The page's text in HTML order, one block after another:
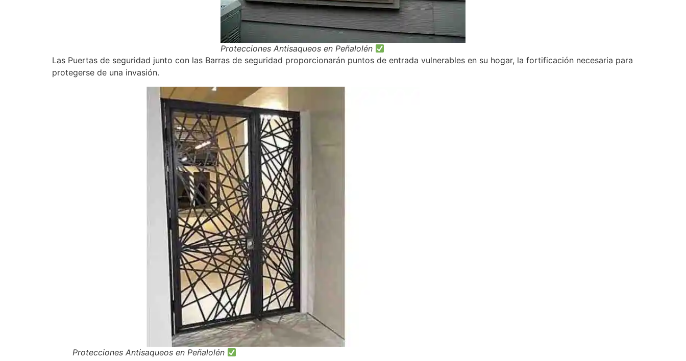
Protecciones Antisaqueos en Peñalolén
Las Puertas de seguridad junto con las Barras de seguridad proporcionarán puntos de entrada vulnerables en su hogar, la fortificación necesaria para
protegerse de una invasión.
Protecciones Antisaqueos en Peñalolén